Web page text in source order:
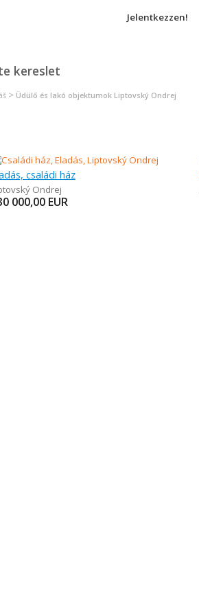
Jelentkezzen!
kereslet
> Üdülő és lakó objektumok Liptovský Ondrej
családi ház
Ondrej
000,00 EUR